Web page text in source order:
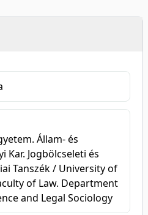
Állam- és
Kar. Jogbölcseleti és
Tanszék / University of
of Law. Department
and Legal Sociology